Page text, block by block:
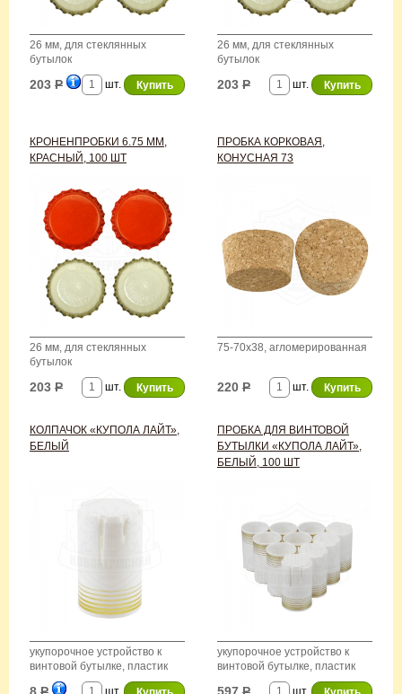
26 мм, для стеклянных
бутылок
шт.
203 Р
26 мм, для стеклянных
бутылок
шт.
203 Р
КРОНЕНПРОБКИ 6.75 ММ,
КРАСНЫЙ, 100 ШТ
26 мм, для стеклянных
бутылок
шт.
203 Р
ПРОБКА КОРКОВАЯ,
КОНУСНАЯ 73
75-70х38, агломерированная
шт.
220 Р
КОЛПАЧОК «КУПОЛА ЛАЙТ»,
БЕЛЫЙ
укупорочное устройство к
винтовой бутылке, пластик
шт.
ПРОБКА ДЛЯ ВИНТОВОЙ
БУТЫЛКИ «КУПОЛА ЛАЙТ»,
БЕЛЫЙ, 100 ШТ
укупорочное устройство к
винтовой бутылке, пластик
шт.